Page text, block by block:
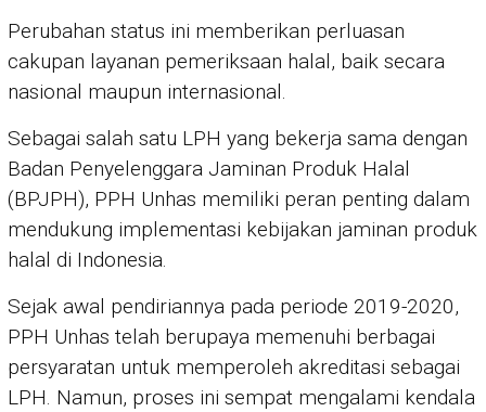
Perubahan status ini memberikan perluasan
cakupan layanan pemeriksaan halal, baik secara
nasional maupun internasional.
Sebagai salah satu LPH yang bekerja sama dengan
Badan Penyelenggara Jaminan Produk Halal
(BPJPH), PPH Unhas memiliki peran penting dalam
mendukung implementasi kebijakan jaminan produk
halal di Indonesia.
Sejak awal pendiriannya pada periode 2019-2020,
PPH Unhas telah berupaya memenuhi berbagai
persyaratan untuk memperoleh akreditasi sebagai
LPH. Namun, proses ini sempat mengalami kendala